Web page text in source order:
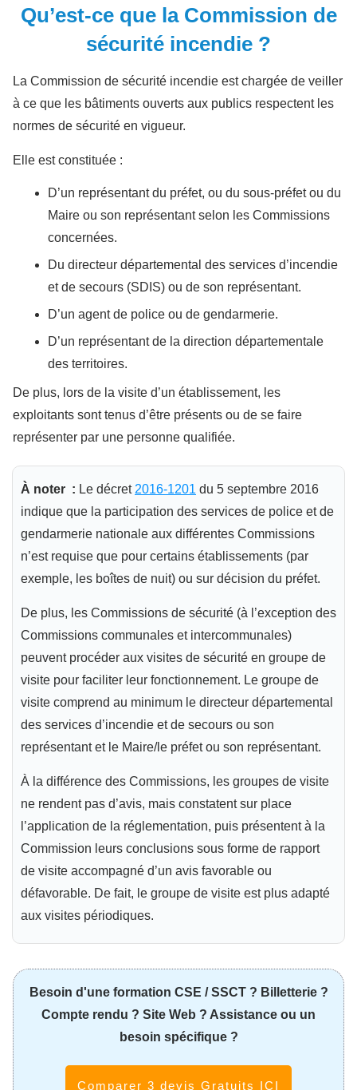
Qu’est-ce que la Commission de
sécurité incendie ?
La Commission de sécurité incendie est chargée de veiller
à ce que les bâtiments ouverts aux publics respectent les
normes de sécurité en vigueur.
Elle est constituée :
D’un représentant du préfet, ou du sous-préfet ou du
Maire ou son représentant selon les Commissions
concernées.
Du directeur départemental des services d’incendie
et de secours (SDIS) ou de son représentant.
D’un agent de police ou de gendarmerie.
D’un représentant de la direction départementale
des territoires.
De plus, lors de la visite d’un établissement, les
exploitants sont tenus d’être présents ou de se faire
représenter par une personne qualifiée.
À noter : Le décret 2016-1201 du 5 septembre 2016
indique que la participation des services de police et de
gendarmerie nationale aux différentes Commissions
n’est requise que pour certains établissements (par
exemple, les boîtes de nuit) ou sur décision du préfet.
De plus, les Commissions de sécurité (à l’exception des
Commissions communales et intercommunales)
peuvent procéder aux visites de sécurité en groupe de
visite pour faciliter leur fonctionnement. Le groupe de
visite comprend au minimum le directeur départemental
des services d’incendie et de secours ou son
représentant et le Maire/le préfet ou son représentant.
À la différence des Commissions, les groupes de visite
ne rendent pas d’avis, mais constatent sur place
l’application de la réglementation, puis présentent à la
Commission leurs conclusions sous forme de rapport
de visite accompagné d’un avis favorable ou
défavorable. De fait, le groupe de visite est plus adapté
aux visites périodiques.
Besoin d'une formation CSE / SSCT ? Billetterie ?
Compte rendu ? Site Web ? Assistance ou un
besoin spécifique ?
Comparer 3 devis Gratuits ICI